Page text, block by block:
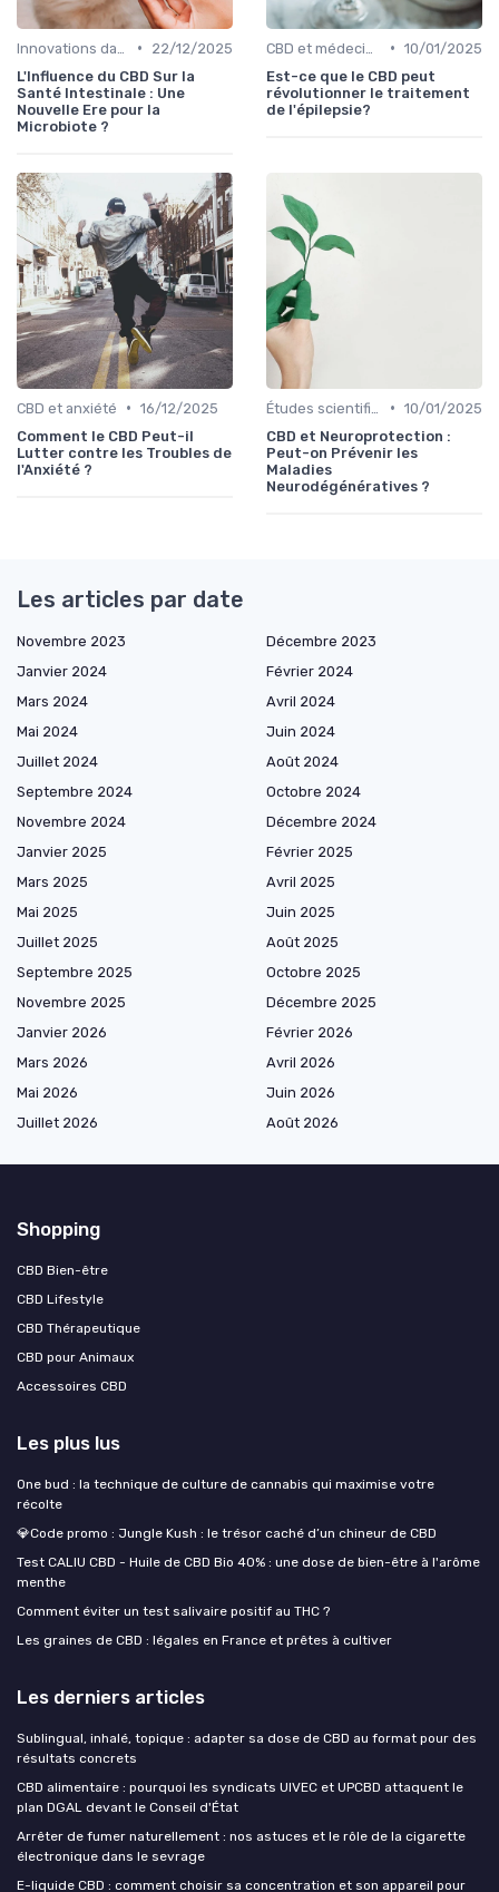
•
22/12/2025
L'Influence du CBD Sur la
Santé Intestinale : Une
Nouvelle Ere pour la
Microbiote ?
• 10/01/2025
Est-ce que le CBD peut
révolutionner le traitement
de l'épilepsie?
CBD et anxiété • 16/12/2025
Comment le CBD Peut-il
Lutter contre les Troubles de
l'Anxiété ?
• 10/01/2025
CBD et Neuroprotection :
Peut-on Prévenir les
Maladies
Neurodégénératives ?
Les articles par date
Novembre 2023
Décembre 2023
Janvier 2024
Février 2024
Mars 2024
Avril 2024
Mai 2024
Juin 2024
Juillet 2024
Août 2024
Septembre 2024
Octobre 2024
Novembre 2024
Décembre 2024
Janvier 2025
Février 2025
Mars 2025
Avril 2025
Mai 2025
Juin 2025
Juillet 2025
Août 2025
Septembre 2025
Octobre 2025
Novembre 2025
Décembre 2025
Janvier 2026
Février 2026
Mars 2026
Avril 2026
Mai 2026
Juin 2026
Juillet 2026
Août 2026
Shopping
CBD Bien-être
CBD Lifestyle
CBD Thérapeutique
CBD pour Animaux
Accessoires CBD
Les plus lus
One bud : la technique de culture de cannabis qui maximise votre
récolte
💎Code promo : Jungle Kush : le trésor caché d’un chineur de CBD
Test CALIU CBD - Huile de CBD Bio 40% : une dose de bien-être à l'arôme
menthe
Comment éviter un test salivaire positif au THC ?
Les graines de CBD : légales en France et prêtes à cultiver
Les derniers articles
Sublingual, inhalé, topique : adapter sa dose de CBD au format pour des
résultats concrets
CBD alimentaire : pourquoi les syndicats UIVEC et UPCBD attaquent le
plan DGAL devant le Conseil d'État
Arrêter de fumer naturellement : nos astuces et le rôle de la cigarette
électronique dans le sevrage
E-liquide CBD : comment choisir sa concentration et son appareil pour